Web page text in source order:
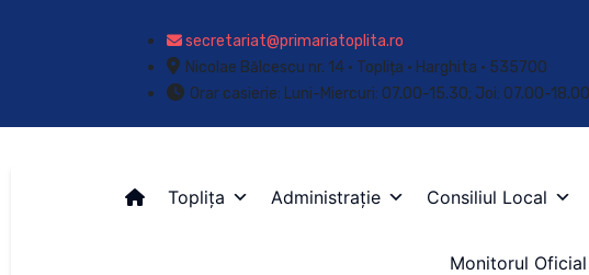
secretariat@primariatoplita.ro
Nicolae Bălcescu nr. 14 • Toplița • Harghita • 535700
Orar casierie: Luni-Miercuri: 07.00-15.30; Joi: 07.00-
Toplița Administrație Consiliul Local
Monitorul